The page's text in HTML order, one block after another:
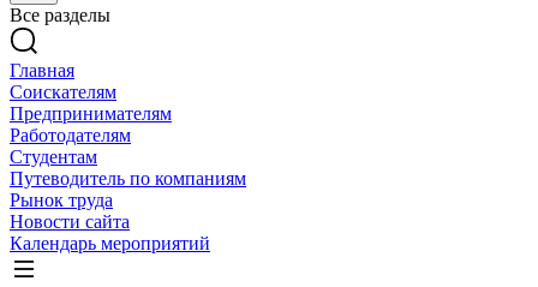
Все разделы
Главная
Соискателям
Предпринимателям
Работодателям
Студентам
Путеводитель по компаниям
Рынок труда
Новости сайта
Календарь мероприятий